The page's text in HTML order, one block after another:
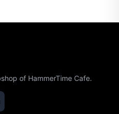
of HammerTime Cafe.